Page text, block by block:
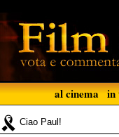
al cinema in
Ciao Paul!